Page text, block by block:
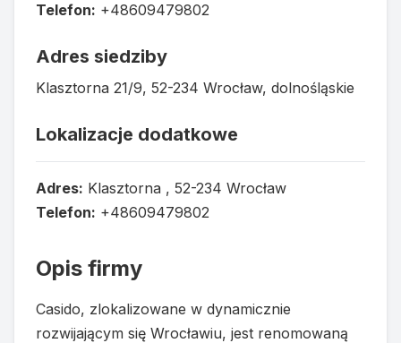
Telefon: +48609479802
Adres siedziby
Klasztorna 21/9, 52-234 Wrocław, dolnośląskie
Lokalizacje dodatkowe
Adres: Klasztorna , 52-234 Wrocław
Telefon: +48609479802
Opis firmy
Casido, zlokalizowane w dynamicznie
rozwijającym się Wrocławiu, jest renomowaną